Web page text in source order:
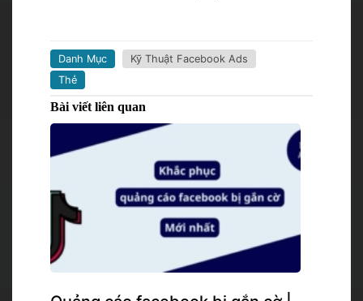
Danh Mục
Kỹ Thuật Facebook Ads
Thẻ
Bài viết liên quan